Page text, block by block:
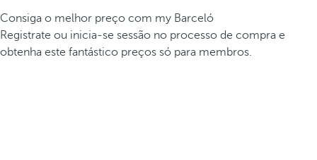
Consiga o melhor preço com my Barceló
Registrate ou inicia-se sessão no processo de compra e
obtenha este fantástico preços só para membros.